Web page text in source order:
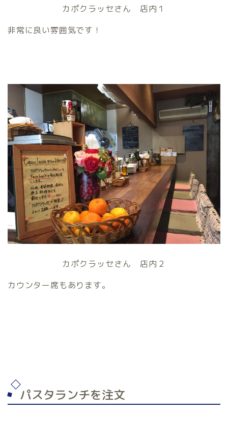
カポクラッセさん 店内１
非常に良い雰囲気です！
カポクラッセさん 店内２
カウンター席もあります。
パスタランチを注文